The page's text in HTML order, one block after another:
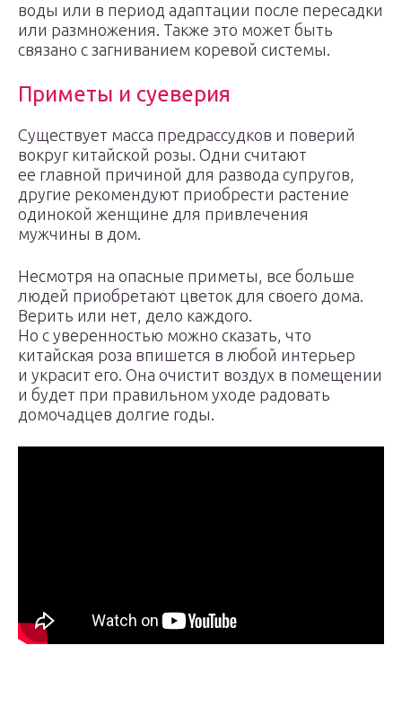
воды или в период адаптации после пересадки
или размножения. Также это может быть
связано с загниванием коревой системы.
Приметы и суеверия
Существует масса предрассудков и поверий
вокруг китайской розы. Одни считают
ее главной причиной для развода супругов,
другие рекомендуют приобрести растение
одинокой женщине для привлечения
мужчины в дом.
Несмотря на опасные приметы, все больше
людей приобретают цветок для своего дома.
Верить или нет, дело каждого.
Но с уверенностью можно сказать, что
китайская роза впишется в любой интерьер
и украсит его. Она очистит воздух в помещении
и будет при правильном уходе радовать
домочадцев долгие годы.